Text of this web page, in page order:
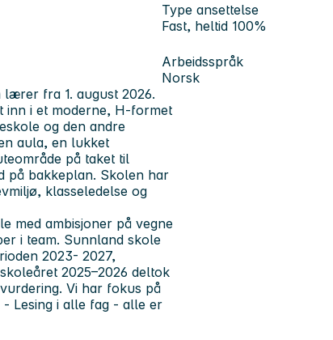
Type ansettelse
Fast, heltid 100%
Arbeidsspråk
Norsk
lærer fra 1. august 2026.
inn i et moderne, H-formet
og den andre
aula, en lukket
på taket til
på bakkeplan. Skolen har
klasseledelse og
med ambisjoner på vegne
i team. Sunnland skole
2023- 2027,
2025–2026 deltok
Vi har fokus på
Lesing i alle fag - alle er